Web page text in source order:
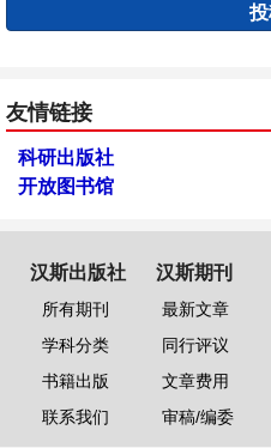
友情链接
科研出版社
开放图书馆
汉斯出版社
所有期刊
学科分类
书籍出版
联系我们
汉斯期刊
最新文章
同行评议
文章费用
审稿/编委